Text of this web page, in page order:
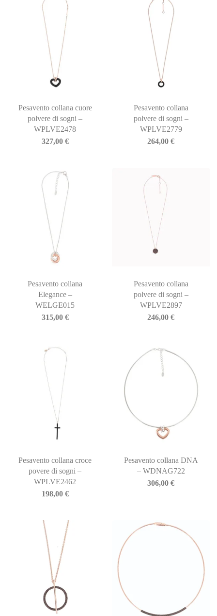
Pesavento collana cuore
polvere di sogni –
WPLVE2478
327,00 €
Pesavento collana
polvere di sogni –
WPLVE2779
264,00€
Pesavento collana
Elegance –
WELGE015
315,00 €
Pesavento collana
polvere di sogni –
WPLVE2897
246,00€
Pesavento collana croce
povere di sogni –
WPLVE2462
198,00 €
Pesavento collana DNA
– WDNAG722
306,00€